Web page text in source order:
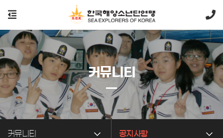
커뮤니티 공지사항
커뮤니티